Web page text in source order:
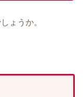
ょうか。